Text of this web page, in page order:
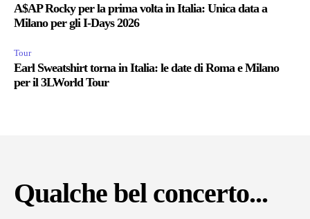
A$AP Rocky per la prima volta in Italia: Unica data a
Milano per gli I-Days 2026
Tour
Earl Sweatshirt torna in Italia: le date di Roma e Milano
per il 3LWorld Tour
Qualche bel concerto...